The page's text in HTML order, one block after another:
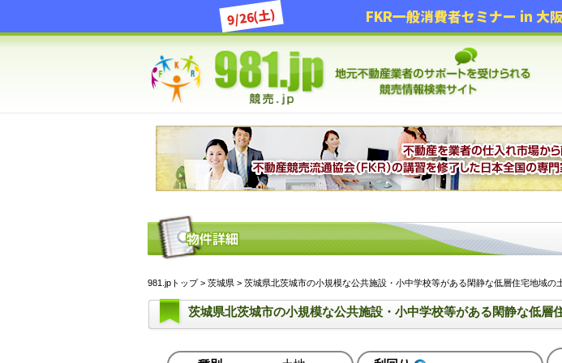
9/26(土) FKR一般消費者セミナー in 大
981.jpトップ> 茨城県 > 茨城県北茨城市の小規模な公共施設・小中学校等がある閑静な低層住宅地域の
茨城県北茨城市の小規模な公共施設・小中学校等がある閑静な低層